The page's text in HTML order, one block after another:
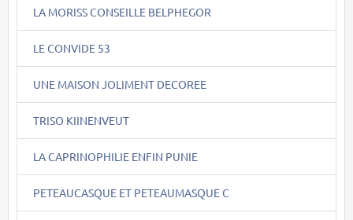
LA MORISS CONSEILLE BELPHEGOR
LE CONVIDE 53
UNE MAISON JOLIMENT DECOREE
TRISO KIINENVEUT
LA CAPRINOPHILIE ENFIN PUNIE
PETEAUCASQUE ET PETEAUMASQUE C